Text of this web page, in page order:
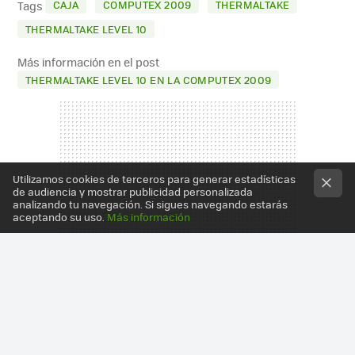
Tags CAJA COMPUTEX 2009
THERMALTAKE
THERMALTAKE LEVEL 10
Más información en el post
THERMALTAKE LEVEL 10 EN LA COMPUTEX 2009
Utilizamos cookies de terceros para generar estadísticas
de audiencia y mostrar publicidad personalizada
analizando tu navegación. Si sigues navegando estarás
aceptando su uso. Más información